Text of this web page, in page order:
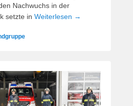
Nachwuchs in der
setzte in Weiterlesen →